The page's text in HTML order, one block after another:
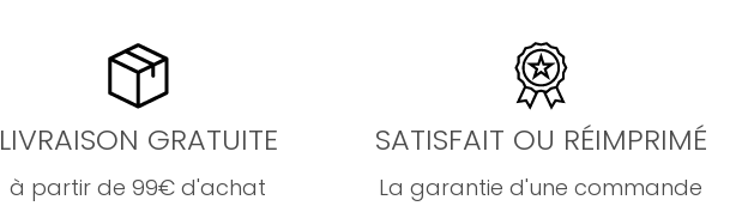
LIVRAISON GRATUITE
à partir de 99€ d'achat
SATISFAIT OU RÉIMPRIMÉ
La garantie d'une commande